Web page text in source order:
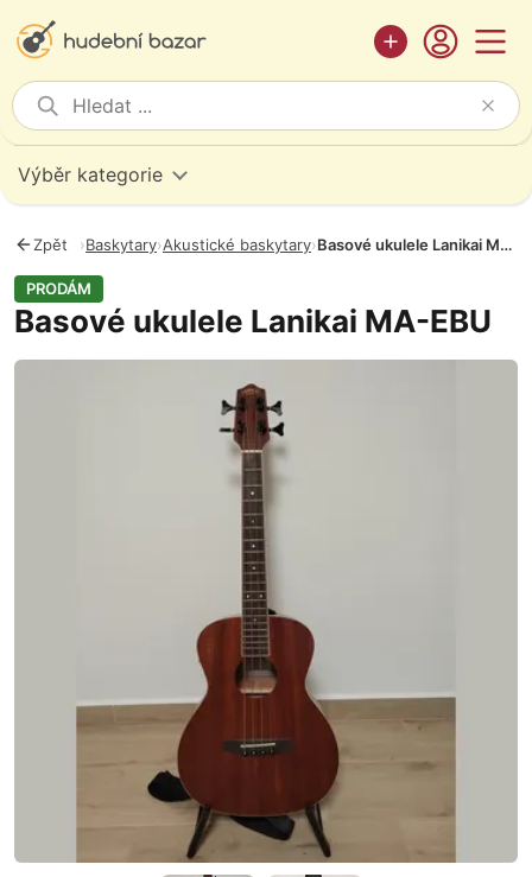
Výběr kategorie
Zpět ›Baskytary›Akustické baskytary› Basové ukulele Lanikai MA-EBU
PRODÁM
Basové ukulele Lanikai MA-EBU